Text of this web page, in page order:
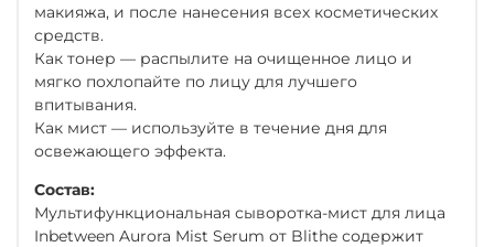
макияжа, и после нанесения всех косметических
средств.
Как тонер — распылите на очищенное лицо и
мягко похлопайте по лицу для лучшего
впитывания.
Как мист — используйте в течение дня для
освежающего эффекта.
Состав:
Мультифункциональная сыворотка-мист для лица
Inbetween Aurora Mist Serum от Blithe содержит